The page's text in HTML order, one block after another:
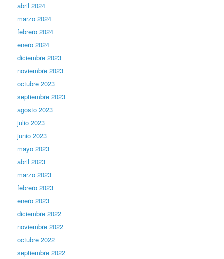
abril 2024
marzo 2024
febrero 2024
enero 2024
diciembre 2023
noviembre 2023
octubre 2023
septiembre 2023
agosto 2023
julio 2023
junio 2023
mayo 2023
abril 2023
marzo 2023
febrero 2023
enero 2023
diciembre 2022
noviembre 2022
octubre 2022
septiembre 2022